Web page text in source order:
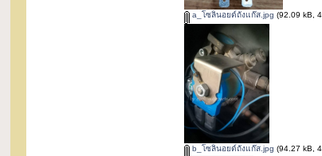
a_โซลินอยด์ถังแก๊ส.jpg (92.09 kB,
b_โซลินอยด์ถังแก๊ส.jpg (94.27 kB,